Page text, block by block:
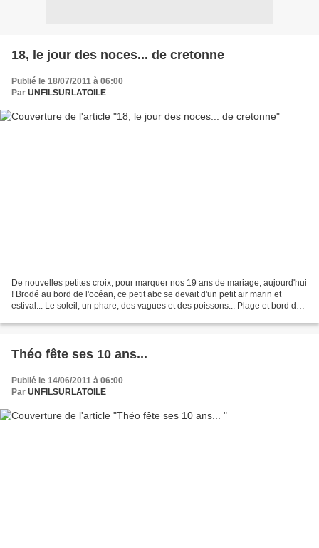
18, le jour des noces... de cretonne
Publié le 18/07/2011 à 06:00
Par UNFILSURLATOILE
De nouvelles petites croix, pour marquer nos 19 ans de mariage, aujourd'hui
! Brodé au bord de l'océan, ce petit abc se devait d'un petit air marin et
estival... Le soleil, un phare, des vagues et des poissons... Plage et bord de
Théo fête ses 10 ans...
Publié le 14/06/2011 à 06:00
Par UNFILSURLATOILE